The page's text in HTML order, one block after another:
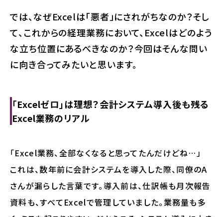
では、なぜExcelは「悪者」にされがちなのか？そし
て、これからの経理業務において、Excelはどのよう
な立ち位置にあるべきなのか？今回はそんな問い
に向き合ってみたいと思います。
「Excelゼロ」は理想？会計システム導入後も残る
Excel業務のリアル
「Excel業務、全部なくなると思ってたんだけどね…」
これは、数年前に会計システムを導入した際、同僚のA
さんが漏らした言葉です。導入前は、仕訳帳も月次報告
資料も、すべてExcelで管理していました。業務量も多